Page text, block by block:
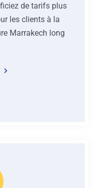
de tarifs plus
les clients à la
Marrakech long